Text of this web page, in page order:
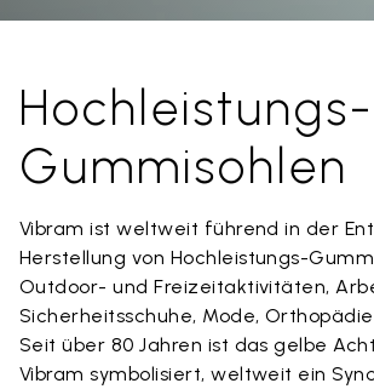
Hochleistungs-
Gummisohlen
Vibram ist weltweit führend in der
Herstellung von Hochleistungs-
Outdoor- und Freizeitaktivitäten,
Sicherheitsschuhe, Mode,
Seit über 80 Jahren ist das gelbe
Vibram symbolisiert, weltweit ein